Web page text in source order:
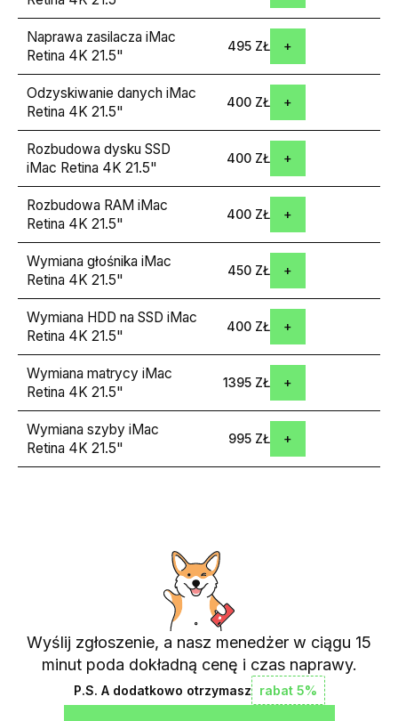
Naprawa zasilacza iMac
Retina 4K 21.5"
495 ZŁ
Odzyskiwanie danych iMac
Retina 4K 21.5"
400 ZŁ
Rozbudowa dysku SSD
iMac Retina 4K 21.5"
400 ZŁ
Rozbudowa RAM iMac
Retina 4K 21.5"
400 ZŁ
Wymiana głośnika iMac
Retina 4K 21.5"
450 ZŁ
Wymiana HDD na SSD iMac
Retina 4K 21.5"
400 ZŁ
Wymiana matrycy iMac
Retina 4K 21.5"
1395 ZŁ
Wymiana szyby iMac
Retina 4K 21.5"
995 ZŁ
Wyślij zgłoszenie, a nasz menedżer w ciągu 15
minut poda dokładną cenę i czas naprawy.
P.S. A dodatkowo otrzymasz rabat 5%